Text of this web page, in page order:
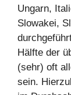
Ungarn,
Slowakei,
Hälfte der
(sehr) oft
sein.